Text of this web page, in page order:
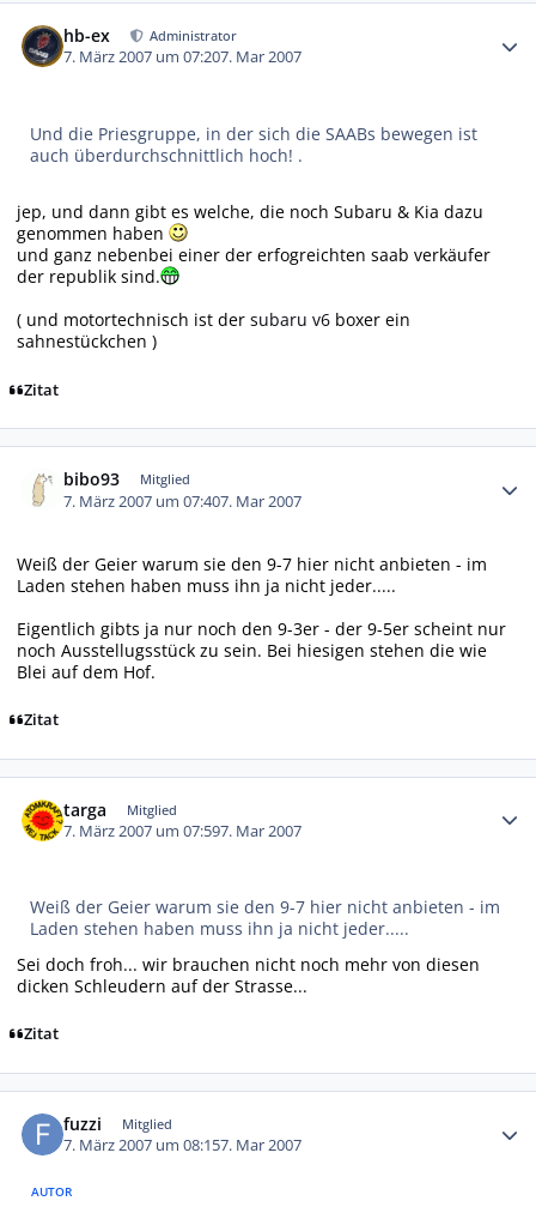
hb-ex Administrator
7. März 2007 um 07:207. Mar 2007
Und die Priesgruppe, in der sich die SAABs bewegen ist
auch überdurchschnittlich hoch! .
jep, und dann gibt es welche, die noch Subaru & Kia dazu
genommen haben
und ganz nebenbei einer der erfogreichten saab verkäufer
der republik sind.
( und motortechnisch ist der subaru v6 boxer ein
sahnestückchen )
Zitat
bibo93 Mitglied
7. März 2007 um 07:407. Mar 2007
Weiß der Geier warum sie den 9-7 hier nicht anbieten - im
Laden stehen haben muss ihn ja nicht jeder.....
Eigentlich gibts ja nur noch den 9-3er - der 9-5er scheint nur
noch Ausstellugsstück zu sein. Bei hiesigen stehen die wie
Blei auf dem Hof.
Zitat
targa Mitglied
7. März 2007 um 07:597. Mar 2007
Weiß der Geier warum sie den 9-7 hier nicht anbieten - im
Laden stehen haben muss ihn ja nicht jeder.....
Sei doch froh... wir brauchen nicht noch mehr von diesen
dicken Schleudern auf der Strasse...
Zitat
fuzzi Mitglied
7. März 2007 um 08:157. Mar 2007
AUTOR